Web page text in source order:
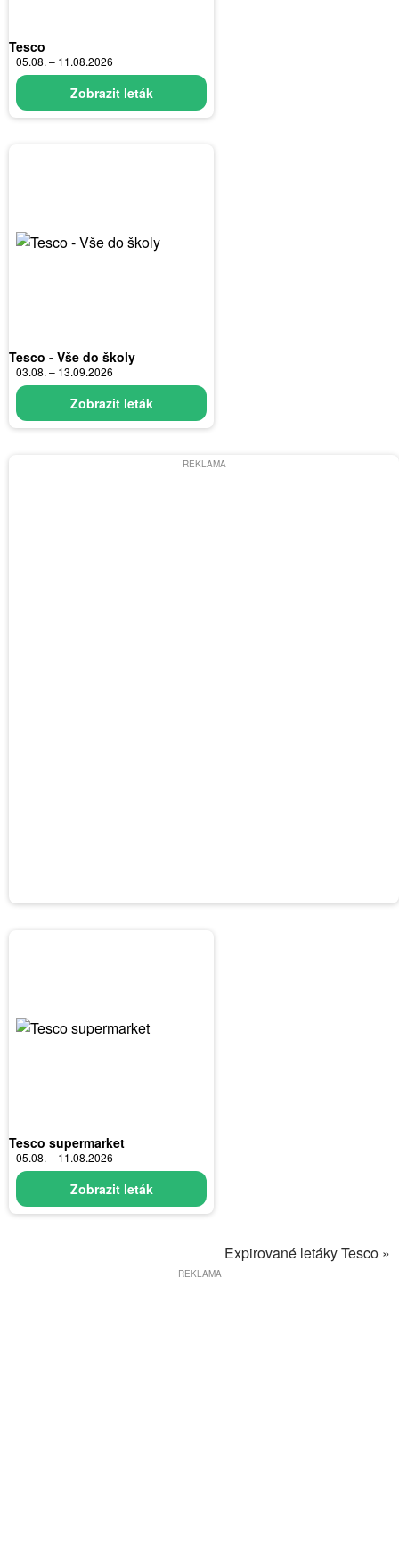
Tesco
05.08. – 11.08.2026
Zobrazit leták
Tesco - Vše do školy
03.08. – 13.09.2026
Zobrazit leták
REKLAMA
Tesco supermarket
05.08. – 11.08.2026
Zobrazit leták
Expirované letáky Tesco »
REKLAMA